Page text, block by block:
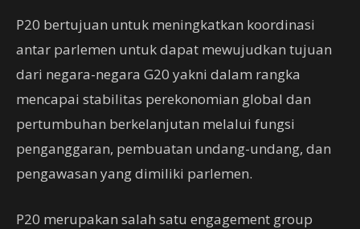
P20 bertujuan untuk meningkatkan koordinasi
antar parlemen untuk dapat mewujudkan tujuan
dari negara-negara G20 yakni dalam rangka
mencapai stabilitas perekonomian global dan
pertumbuhan berkelanjutan melalui fungsi
penganggaran, pembuatan undang-undang, dan
pengawasan yang dimiliki parlemen.
P20 merupakan salah satu engagement group